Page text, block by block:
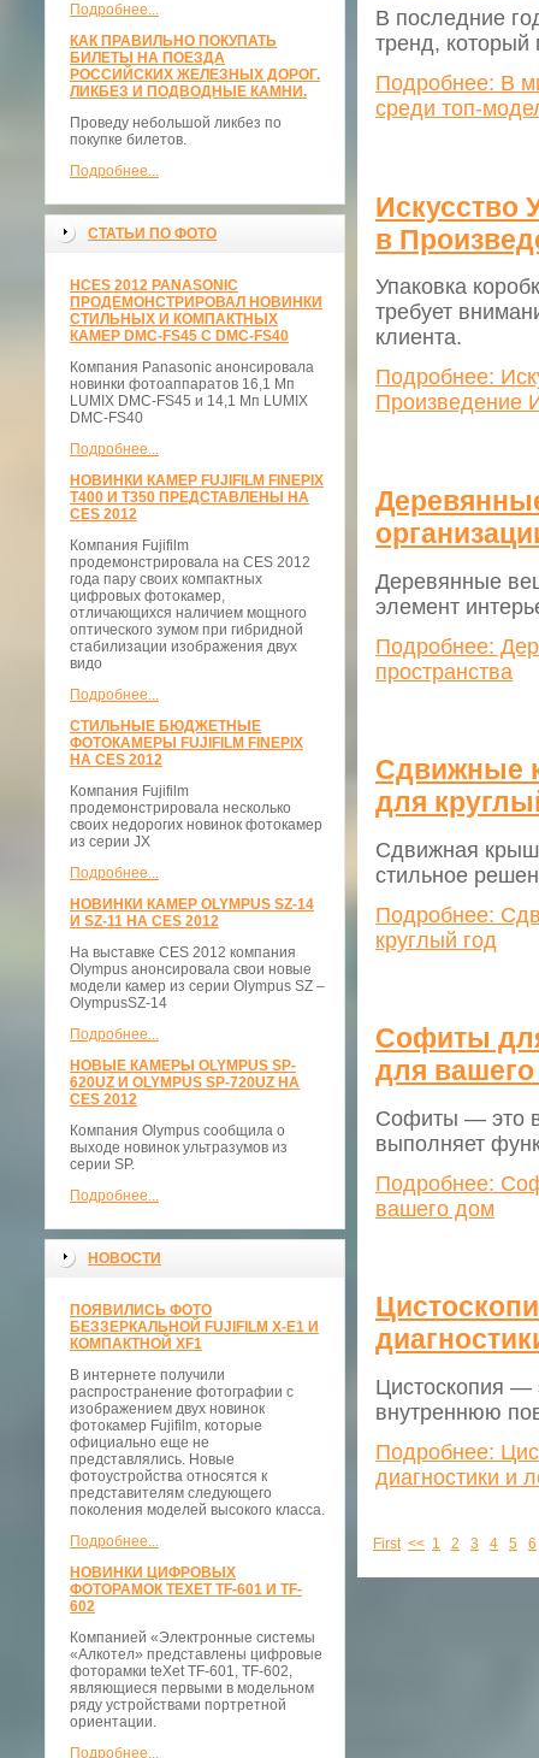
Подробнее...
КАК ПРАВИЛЬНО ПОКУПАТЬ
БИЛЕТЫ НА ПОЕЗДА
РОССИЙСКИХ ЖЕЛЕЗНЫХ ДОРОГ.
ЛИКБЕЗ И ПОДВОДНЫЕ КАМНИ.
Проведу небольшой ликбез по
покупке билетов.
Подробнее...
СТАТЬИ ПО ФОТО
НCES 2012 PANASONIC
ПРОДЕМОНСТРИРОВАЛ НОВИНКИ
СТИЛЬНЫХ И КОМПАКТНЫХ
КАМЕР DMC-FS45 С DMC-FS40
Компания Panasonic анонсировала
новинки фотоаппаратов 16,1 Мп
LUMIX DMC-FS45 и 14,1 Мп LUMIX
DMC-FS40
Подробнее...
НОВИНКИ КАМЕР FUJIFILM FINEPIX
T400 И T350 ПРЕДСТАВЛЕНЫ НА
CES 2012
Компания Fujifilm
продемонстрировала на CES 2012
года пару своих компактных
цифровых фотокамер,
отличающихся наличием мощного
оптического зумом при гибридной
стабилизации изображения двух
видо
Подробнее...
СТИЛЬНЫЕ БЮДЖЕТНЫЕ
ФОТОКАМЕРЫ FUJIFILM FINEPIX
НА CES 2012
Компания Fujifilm
продемонстрировала несколько
своих недорогих новинок фотокамер
из серии JX
Подробнее...
НОВИНКИ КАМЕР OLYMPUS SZ-14
И SZ-11 НА CES 2012
На выставке CES 2012 компания
Olympus анонсировала свои новые
модели камер из серии Olympus SZ –
OlympusSZ-14
Подробнее...
НОВЫЕ КАМЕРЫ OLYMPUS SP-
620UZ И OLYMPUS SP-720UZ НА
CES 2012
Компания Olympus сообщила о
выходе новинок ультразумов из
серии SP.
Подробнее...
НОВОСТИ
ПОЯВИЛИСЬ ФОТО
БЕЗЗЕРКАЛЬНОЙ FUJIFILM X-E1 И
КОМПАКТНОЙ XF1
В интернете получили
распространение фотографии с
изображением двух новинок
фотокамер Fujifilm, которые
официально еще не
представлялись. Новые
фотоустройства относятся к
представителям следующего
поколения моделей высокого класса.
Подробнее...
НОВИНКИ ЦИФРОВЫХ
ФОТОРАМОК TEXET TF-601 И TF-
602
Компанией «Электронные системы
«Алкотел» представлены цифровые
фоторамки teXet TF-601, TF-602,
являющиеся первыми в модельном
ряду устройствами портретной
ориентации.
Подробнее...
В последние
тренд, который
Подробнее: В
среди топ-
Искусство
в
Упаковка
требует
клиента.
Подробнее:
Произведение
Деревянные
элемент
Подробнее:
пространства
Сдвижные
для
Сдвижная
стильное
Подробнее:
круглый год
Софиты
для
Софиты — это
выполняет
Подробнее:
вашего дом
Цистоскопия —
внутреннюю
Подробнее:
диагностики и
First << 1 2 3 4 5 6